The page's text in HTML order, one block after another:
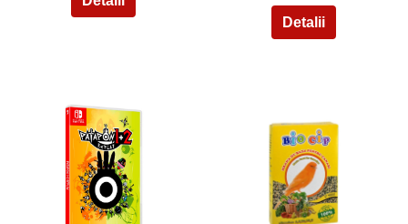
47 48